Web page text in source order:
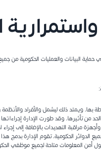
حماية البيانات والعمليات الحكومية
بها. ويمتد ذلك ليشمل والأفراد
من تأثيرها. وقد طورت الإدارة إجراءاتها
مراقبة التهديدات بالإضافة إلى إجراء
الدوائر الحكومية. تقوم الإدارة بدمج
أمن المعلومات متاحة لجميع موظفي